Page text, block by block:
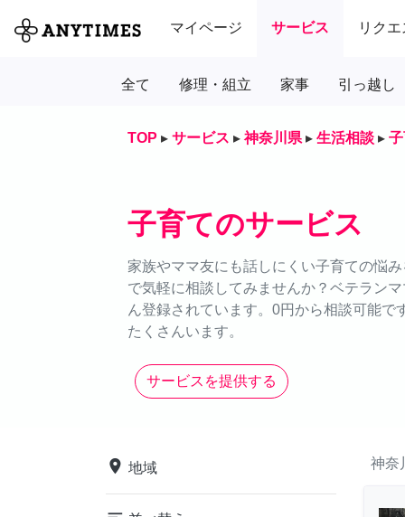
マイページ サービス リク
全て 修理・組立 家事 引っ越し
TOP ▸ サービス ▸ 神奈川県 ▸ 生活相談 ▸
子育てのサービス
家族やママ友にも話しにくい子育ての悩
で気軽に相談してみませんか？ベテラン
ん登録されています。0円から相談可能
たくさんいます。
サービスを提供する
place 地域 神奈